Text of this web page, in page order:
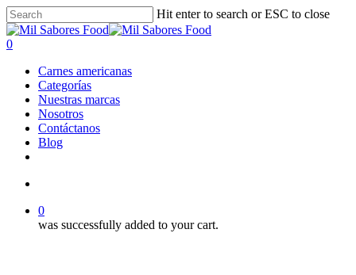
Skip
to
main
Hit enter to search or ESC to close
Close
Search
search
0
Carnes americanas
Categorías
Nuestras marcas
Nosotros
Contáctanos
Blog
0
was successfully added to your cart.